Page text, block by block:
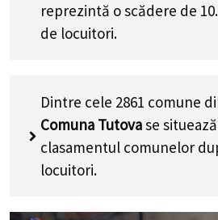
reprezintă o scădere de
de locuitori.
Dintre cele 2861 comune
Comuna Tutovase
clasamentul comunelor
locuitori.